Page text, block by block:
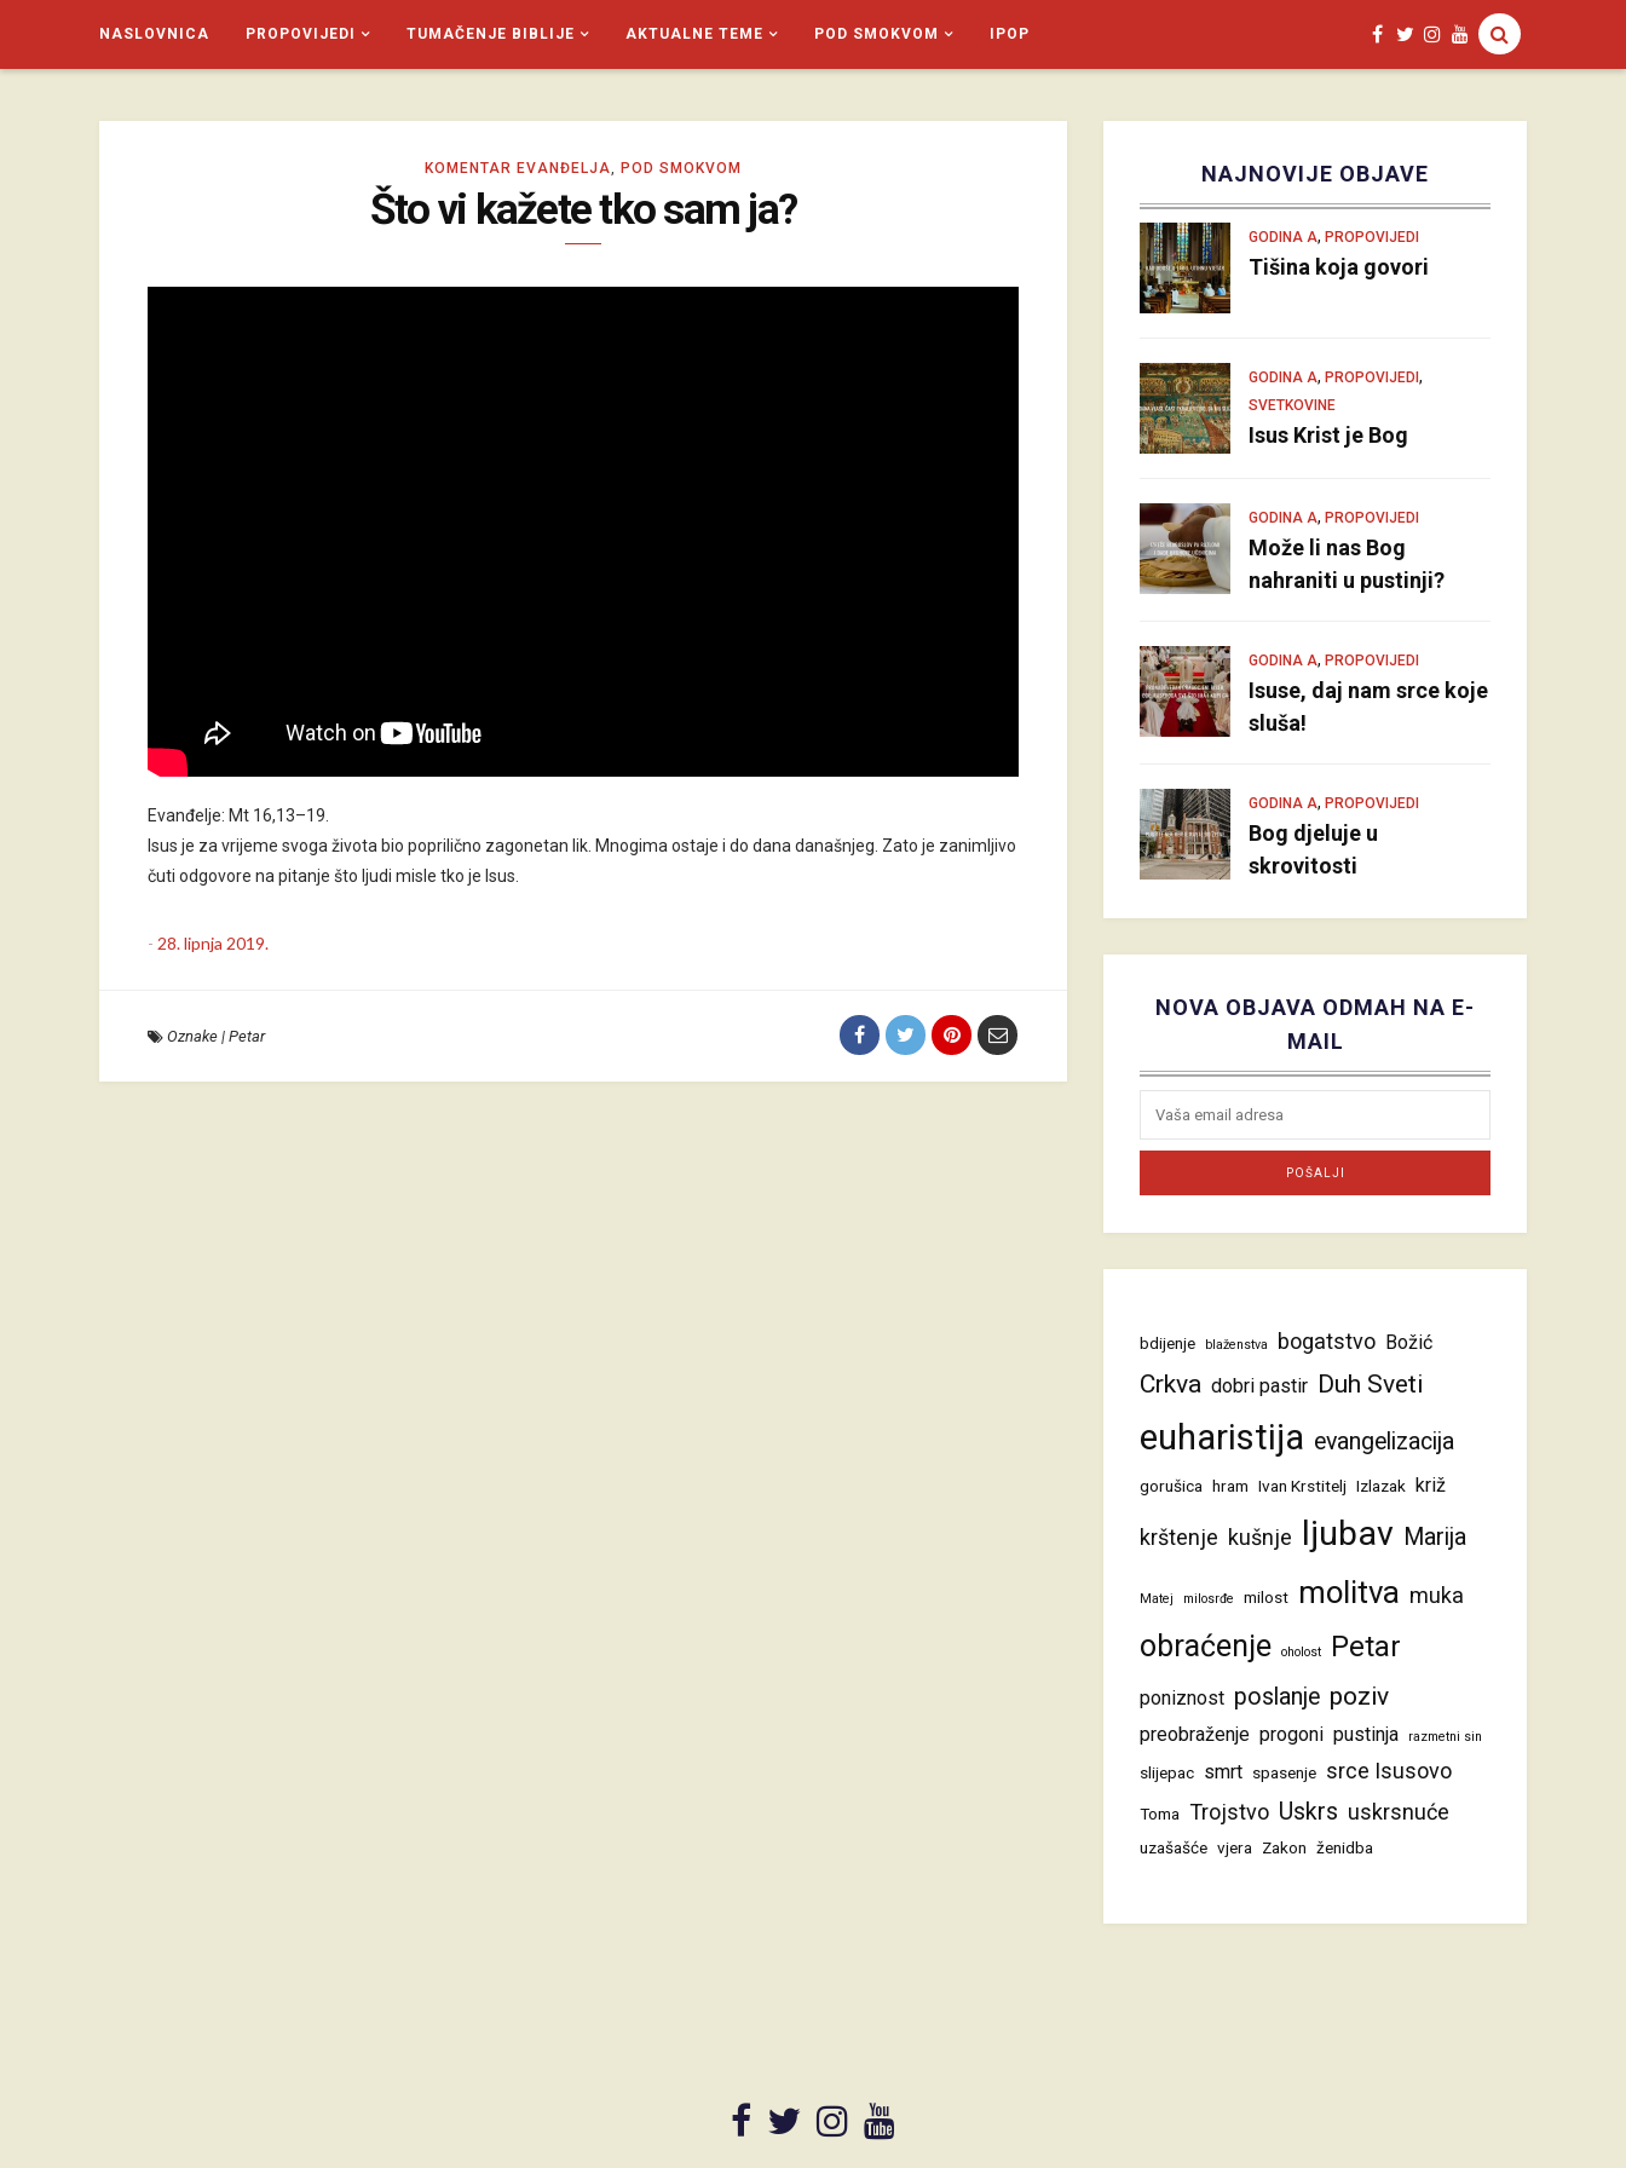
NASLOVNICA PROPOVIJEDI TUMAČENJE BIBLIJE AKTUALNE TEME POD SMOKVOM IPOP
KOMENTAR EVANĐELJA, POD SMOKVOM
Što vi kažete tko sam ja?
Evanđelje: Mt 16,13–19.
Isus je za vrijeme svoga života bio poprilično zagonetan lik. Mnogima ostaje i do dana današnjeg. Zato je zanimljivo
čuti odgovore na pitanje što ljudi misle tko je Isus.
- 28. lipnja 2019.
Oznake | Petar
NAJNOVIJE OBJAVE
GODINA A, PROPOVIJEDI
Tišina koja govori
GODINA A, PROPOVIJEDI ,
SVETKOVINE
Isus Krist je Bog
GODINA A, PROPOVIJEDI
Može li nas Bog
nahraniti u pustinji?
GODINA A, PROPOVIJEDI
Isuse, daj nam srce koje
sluša!
GODINA A, PROPOVIJEDI
Bog djeluje u
skrovitosti
NOVA OBJAVA ODMAH NA E-
MAIL
bdijenje blaženstva bogatstvo Božić
Crkva dobri pastir Duh Sveti
euharistija evangelizacija
gorušica hram Ivan Krstitelj Izlazak križ
krštenje kušnje ljubav Marija
Matej milosrđe milost molitva muka
obraćenje oholost Petar
poniznost poslanje poziv
preobraženje progoni pustinja razmetni sin
slijepac smrt spasenje srce Isusovo
Toma Trojstvo Uskrs uskrsnuće
uzašašće vjera Zakon ženidba